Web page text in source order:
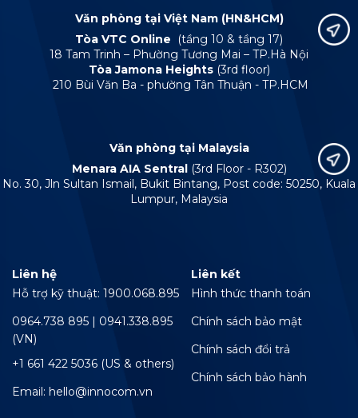
Văn phòng tại Việt Nam (HN&HCM)
Tòa VTC Online
(tầng 10 & tầng 17)
18 Tam Trinh – Phường Tương Mai – TP.Hà Nội
Tòa Jamona Heights (3rd floor)
210 Bùi Văn Ba - phường Tân Thuận - TP.HCM
Văn phòng tại Malaysia
Menara AIA Sentral (3rd Floor - R302)
No. 30, Jln Sultan Ismail, Bukit Bintang, Post code: 50250, Kuala
Lumpur, Malaysia
Liên hệ
Hỗ trợ kỹ thuật: 1900.068.895
0964.738 895 | 0941.338.895
(VN)
+1 661 422 5036 (US & others)
Email: hello@innocom.vn
Liên kết
Hình thức thanh toán
Chính sách bảo mật
Chính sách đổi trả
Chính sách bảo hành